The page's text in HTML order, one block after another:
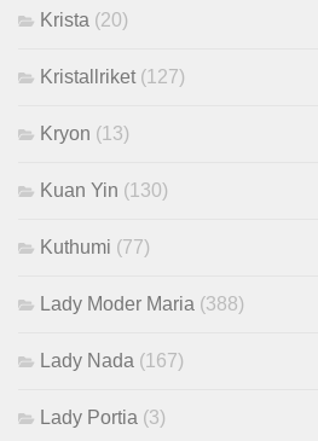
Krista (20)
Kristallriket (127)
Kryon (13)
Kuan Yin (130)
Kuthumi (77)
Lady Moder Maria (388)
Lady Nada (167)
Lady Portia (3)